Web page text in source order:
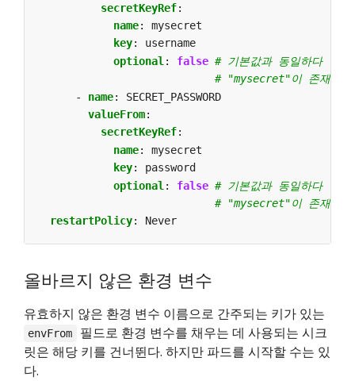
secretKeyRef:
name:
mysecret
key:
username
optional : false # 기본값과 동일하다
# "mysecret"이 존재하
- name:
SECRET_PASSWORD
valueFrom:
secretKeyRef:
name:
mysecret
key:
password
optional : false # 기본값과 동일하다
# "mysecret"이 존재하
restartPolicy: Never
올바르지 않은 환경 변수
유효하지 않은 환경 변수 이름으로 간주되는 키가 있는
envFrom
필드로 환경 변수를 채우는 데 사용되는 시크
릿은 해당 키를 건너뛴다. 하지만 파드를 시작할 수는 있
다.